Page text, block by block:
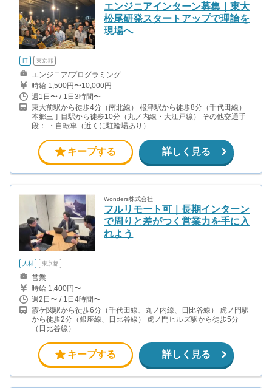
エンジニアインターン募集｜東大
松尾研発スタートアップで理論を
現場へ
IT 東京都
エンジニア/プログラミング
時給 1,500円〜10,000円
週1日〜 / 1日3時間〜
東大前駅から徒歩4分（南北線） 根津駅から徒歩8分（千代田線）
本郷三丁目駅から徒歩10分（丸ノ内線・大江戸線） その他交通手
段： ・自転車（近くに駐輪場あり）
キープする 詳しく見る
Wonders株式会社
フルリモート可｜長期インターン
で周りと差がつく営業力を手に入
れよう
人材 東京都
営業
時給 1,400円〜
週2日〜 / 1日4時間〜
霞ケ関駅から徒歩6分（千代田線、丸ノ内線、日比谷線） 虎ノ門駅
から徒歩2分（銀座線、日比谷線） 虎ノ門ヒルズ駅から徒歩5分
（日比谷線）
キープする 詳しく見る